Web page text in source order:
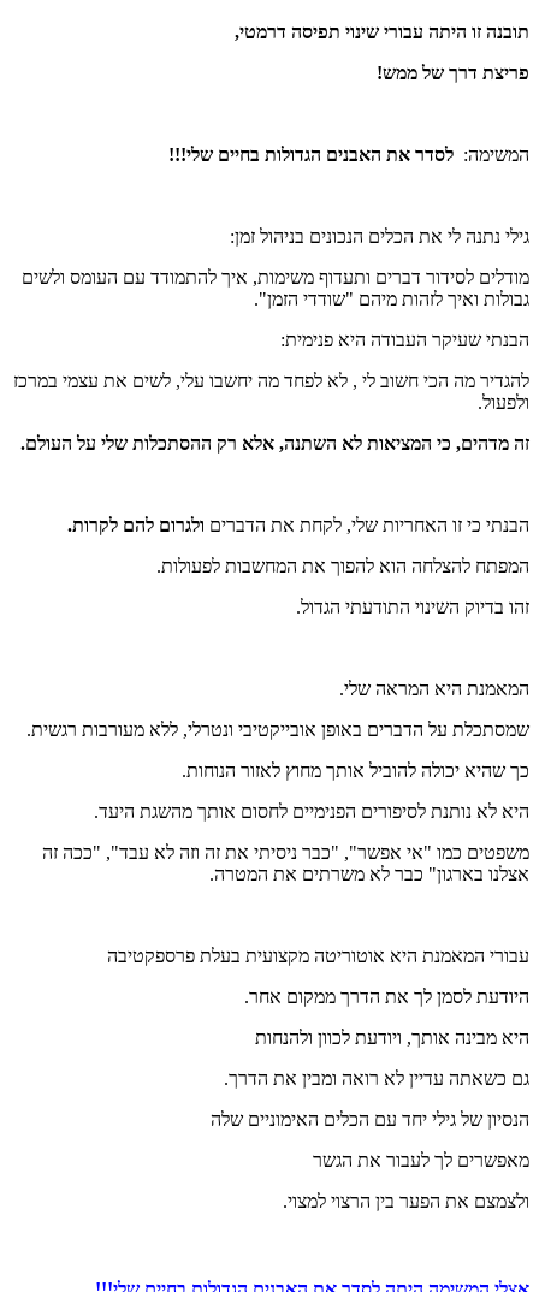
תובנה זו היתה עבורי שינוי תפיסה דרמטי,
פריצת דרך של ממש!
המשימה: לסדר את האבנים הגדולות בחיים שלי!!!
גילי נתנה לי את הכלים הנכונים בניהול זמן:
מודלים לסידור דברים ותעדוף משימות, איך להתמודד עם העומס ולשים
גבולות ואיך לזהות מיהם "שודדי הזמן".
הבנתי שעיקר העבודה היא פנימית:
להגדיר מה הכי חשוב לי , לא לפחד מה יחשבו עלי, לשים את עצמי במרכז
ולפעול.
זה מדהים, כי המציאות לא השתנה, אלא רק ההסתכלות שלי על העולם.
הבנתי כי זו האחריות שלי, לקחת את הדברים ולגרום להם לקרות.
המפתח להצלחה הוא להפוך את המחשבות לפעולות.
זהו בדיוק השינוי התודעתי הגדול.
המאמנת היא המראה שלי.
שמסתכלת על הדברים באופן אובייקטיבי ונטרלי, ללא מעורבות רגשית.
כך שהיא יכולה להוביל אותך מחוץ לאזור הנוחות.
היא לא נותנת לסיפורים הפנימיים לחסום אותך מהשגת היעד.
משפטים כמו "אי אפשר", "כבר ניסיתי את זה וזה לא עבד", "ככה זה
אצלנו בארגון" כבר לא משרתים את המטרה.
עבורי המאמנת היא אוטוריטה מקצועית בעלת פרספקטיבה
היודעת לסמן לך את הדרך ממקום אחר.
היא מבינה אותך, ויודעת לכוון ולהנחות
גם כשאתה עדיין לא רואה ומבין את הדרך.
הנסיון של גילי יחד עם הכלים האימוניים שלה
מאפשרים לך לעבור את הגשר
ולצמצם את הפער בין הרצוי למצוי.